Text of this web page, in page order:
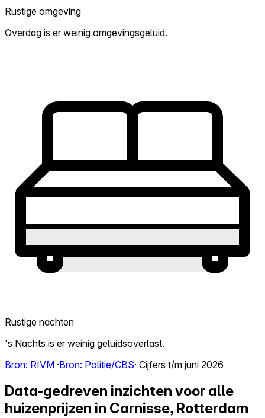
Rustige omgeving
Overdag is er weinig omgevingsgeluid.
Rustige nachten
's Nachts is er weinig geluidsoverlast.
Bron: RIVM ·Bron: Politie/CBS· Cijfers t/m juni 2026
Data-gedreven inzichten voor alle
huizenprijzen in Carnisse, Rotterdam